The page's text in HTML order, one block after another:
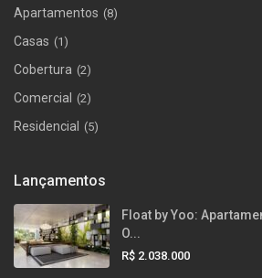
Apartamentos (8)
Casas (1)
Cobertura (2)
Comercial (2)
Residencial (5)
Lançamentos
Float by Yoo:
O...
R$ 2.038.000